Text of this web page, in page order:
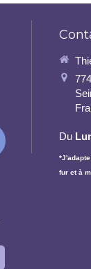
Du
fur et à